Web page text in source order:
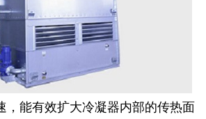
，能有效扩大冷凝器内部的传热面